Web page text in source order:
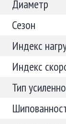
Диаметр
Сезон
Индекс
Индекс
Тип